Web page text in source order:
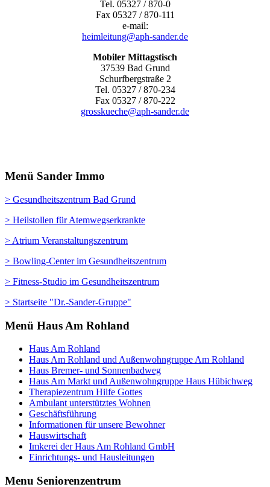
Tel. 05327 / 870-0
Fax 05327 / 870-111
e-mail:
heimleitung@aph-sander.de
Mobiler Mittagstisch
37539 Bad Grund
Schurfbergstraße 2
Tel. 05327 / 870-234
Fax 05327 / 870-222
grosskueche@aph-sander.de
Menü Sander Immo
> Gesundheitszentrum Bad Grund
> Heilstollen für Atemwegserkrankte
> Atrium Veranstaltungszentrum
> Bowling-Center im Gesundheitszentrum
> Fitness-Studio im Gesundheitszentrum
> Startseite "Dr.-Sander-Gruppe"
Menü Haus Am Rohland
Haus Am Rohland
Haus Am Rohland und Außenwohngruppe Am Rohland
Haus Bremer- und Sonnenbadweg
Haus Am Markt und Außenwohngruppe Haus Hübichweg
Therapiezentrum Hilfe Gottes
Ambulant unterstütztes Wohnen
Geschäftsführung
Informationen für unsere Bewohner
Hauswirtschaft
Imkerei der Haus Am Rohland GmbH
Einrichtungs- und Hausleitungen
Menu Seniorenzentrum